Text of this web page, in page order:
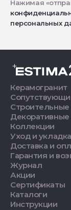
Нажимая
персональных
Керамогранит
Строительные
Коллекции
Уход и укладка
Доставка и
Гарантия и
Журнал
Акции
Сертификаты
Каталоги
Инструкции